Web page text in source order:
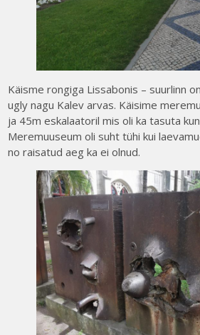
Käisme rongiga Lissabonis – suurlinn
ugly nagu Kalev arvas. Käisime
ja 45m eskalaatoril mis oli ka tasuta
Meremuuseum oli suht tühi kui
no raisatud aeg ka ei olnud.